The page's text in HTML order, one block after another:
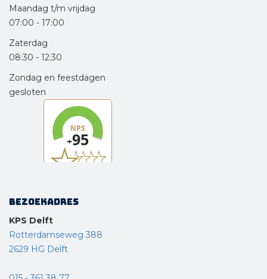
Maandag t/m vrijdag
07:00 - 17:00
Zaterdag
08:30 - 12:30
Zondag en feestdagen
gesloten
Bezoekadres
KPS Delft
Rotterdamseweg 388
2629 HG Delft